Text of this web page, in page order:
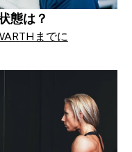
態は？
までに